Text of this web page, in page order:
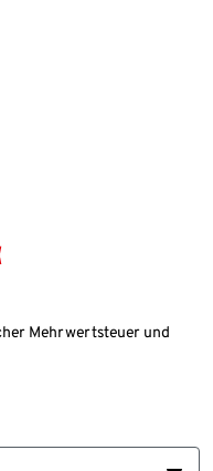
Mehrwertsteuer und